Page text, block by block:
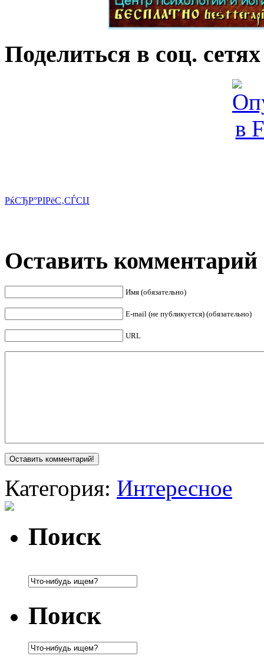
Поделиться в соц. сетях
РќСЂР°РІРёС‚СЃСЏ
Оставить комментарий
Имя (обязательно)
E-mail (не публикуется) (обязательно)
URL
Категория: Интересное
Поиск
Поиск